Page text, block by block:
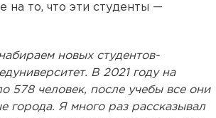
на то, что эти студенты —
новых студентов-
В 2021 году на
578 человек, после учебы все они
города. Я много раз рассказывал